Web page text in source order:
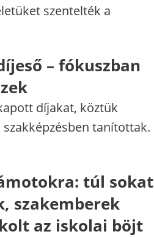
szentelték a
– fókuszban
díjakat, köztük
tanítottak.
túl sokat
szakemberek
az iskolai böjt